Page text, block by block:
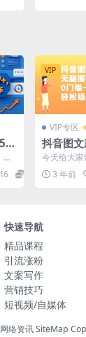
VIP
VIP专区
抖音图
运风口项
机轻松
今天给大家
图文新玩法
目，0门槛
3 年前
快速导航
精品课程
引流涨粉
文案写作
营销技巧
短视频/自媒体
网络资讯SiteMap